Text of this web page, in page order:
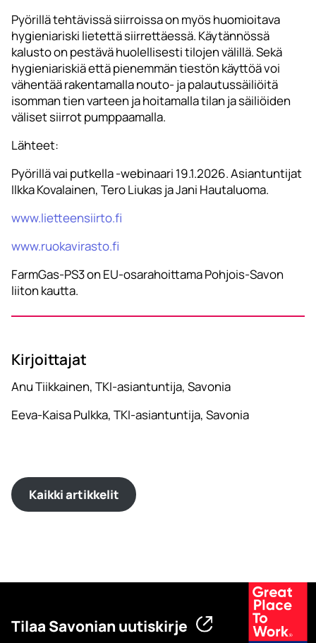
Pyörillä tehtävissä siirroissa on myös huomioitava
hygieniariski lietettä siirrettäessä. Käytännössä
kalusto on pestävä huolellisesti tilojen välillä. Sekä
hygieniariskiä että pienemmän tiestön käyttöä voi
vähentää rakentamalla nouto- ja palautussäiliöitä
isomman tien varteen ja hoitamalla tilan ja säiliöiden
väliset siirrot pumppaamalla.
Lähteet:
Pyörillä vai putkella -webinaari 19.1.2026. Asiantuntijat
Ilkka Kovalainen, Tero Liukas ja Jani Hautaluoma.
www.lietteensiirto.fi
www.ruokavirasto.fi
FarmGas-PS3 on EU-osarahoittama Pohjois-Savon
liiton kautta.
Kirjoittajat
Anu Tiikkainen, TKI-asiantuntija, Savonia
Eeva-Kaisa Pulkka, TKI-asiantuntija, Savonia
Kaikki artikkelit
Tilaa Savonian uutiskirje